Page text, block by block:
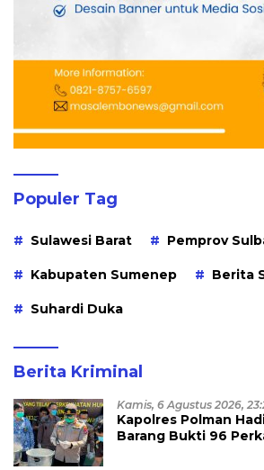
Populer Tag
Sulawesi Barat Pemprov
Kabupaten Sumenep Berita
Suhardi Duka
Berita Kriminal
Kamis, 6 Agustus 2026,
Kapolres Polman
Barang Bukti 96